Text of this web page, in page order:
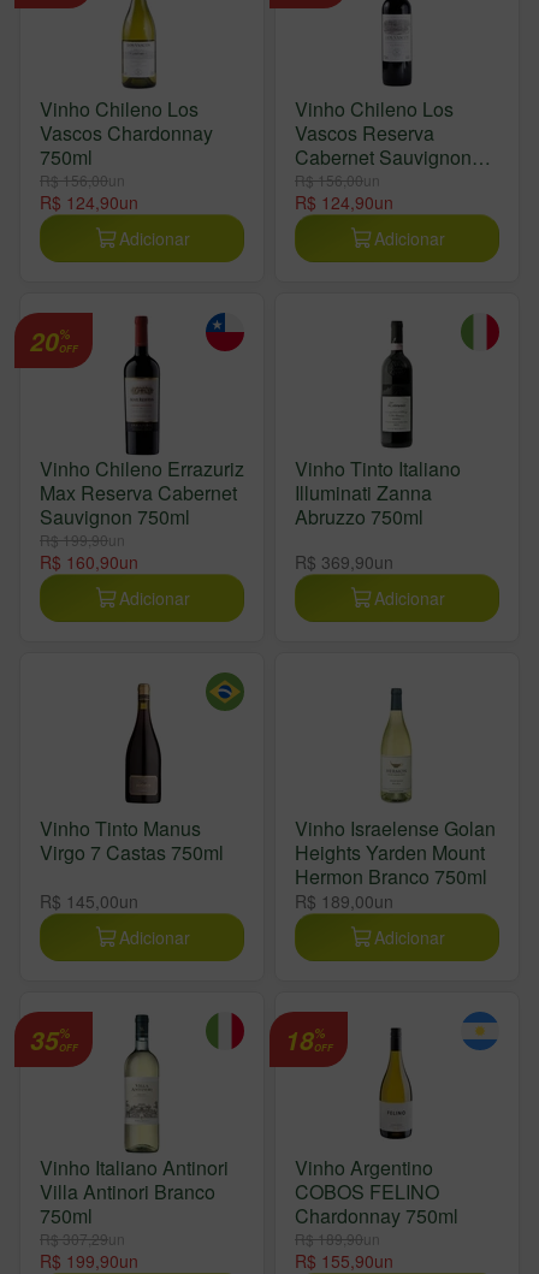
Vinho Chileno Los
Vascos Chardonnay
750ml
R$ 156,00un
R$ 124,90un
Adicionar
Vinho Chileno Los
Vascos Reserva
Cabernet Sauvignon
750ml
R$ 156,00un
R$ 124,90un
Adicionar
20%
OFF
Vinho Chileno Errazuriz
Max Reserva Cabernet
Sauvignon 750ml
R$ 199,90un
R$ 160,90un
Adicionar
Vinho Tinto Italiano
Illuminati Zanna
Abruzzo 750ml
R$ 369,90un
Adicionar
Vinho Tinto Manus
Virgo 7 Castas 750ml
R$ 145,00un
Adicionar
Vinho Israelense Golan
Heights Yarden Mount
Hermon Branco 750ml
R$ 189,00un
Adicionar
35%
OFF
Vinho Italiano Antinori
Villa Antinori Branco
750ml
R$ 307,29un
R$ 199,90un
18%
OFF
Vinho Argentino
COBOS FELINO
Chardonnay 750ml
R$ 189,90un
R$ 155,90un